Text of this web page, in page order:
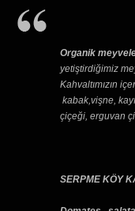
Organik
yetiştirdiğimiz
Kahvaltımızın
kabak,vişne,
çiçeği, erguvan
SERPME KÖY